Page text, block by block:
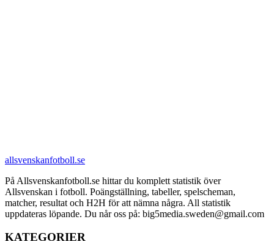
allsvenskanfotboll.se
På Allsvenskanfotboll.se hittar du komplett statistik över
Allsvenskan i fotboll. Poängställning, tabeller, spelscheman,
matcher, resultat och H2H för att nämna några. All statistik
uppdateras löpande. Du når oss på: big5media.sweden@gmail.com
KATEGORIER